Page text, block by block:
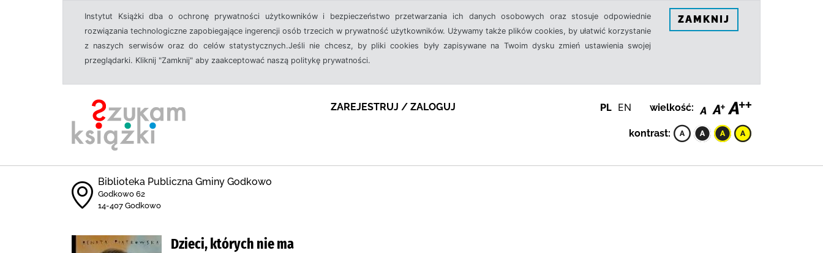
Instytut Książki dba o ochronę prywatności użytkowników i bezpieczeństwo przetwarzania ich danych osobowych oraz stosuje odpowiednie
rozwiązania technologiczne zapobiegające ingerencji osób trzecich w prywatność użytkowników. Używamy także plików cookies, by ułatwić korzystanie
z naszych serwisów oraz do celów statystycznych.Jeśli nie chcesz, by pliki cookies były zapisywane na Twoim dysku zmień ustawienia swojej
przeglądarki. Kliknij "Zamknij" aby zaakceptować naszą politykę prywatności.
ZAMKNIJ
ZAREJESTRUJ / ZALOGUJ PL EN wielkość:
kontrast:
Biblioteka Publiczna Gminy Godkowo
Godkowo 62
14-407 Godkowo
Dzieci, których nie ma